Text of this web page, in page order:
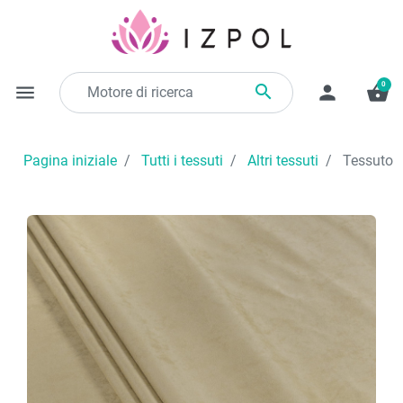
menu  person shopping_basket
0
Pagina iniziale Tutti i tessuti Altri tessuti Tessuto